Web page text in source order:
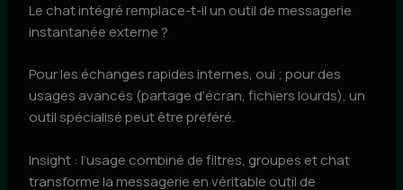
Le chat intégré remplace-t-il un outil de messagerie
instantanée externe ?
Pour les échanges rapides internes, oui ; pour des
usages avancés (partage d’écran, fichiers lourds), un
outil spécialisé peut être préféré.
Insight : l’usage combiné de filtres, groupes et chat
transforme la messagerie en véritable outil de